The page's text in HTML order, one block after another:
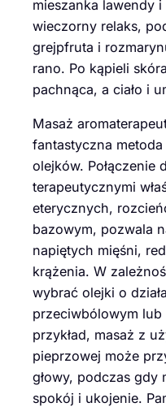
mieszanka lawendy
wieczorny relaks,
grejpfruta i
rano. Po kąpieli
pachnąca, a ciało i
Masaż
fantastyczna
olejków. Połączenie
terapeutycznymi
eterycznych,
bazowym, pozwala
napiętych mięśni,
krążenia. W
wybrać olejki o
przeciwbólowym lub
przykład, masaż z
pieprzowej może
głowy, podczas gdy
spokój i ukojenie.